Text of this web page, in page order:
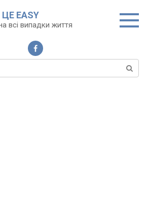
ЦЕ EASY
всі випадки життя